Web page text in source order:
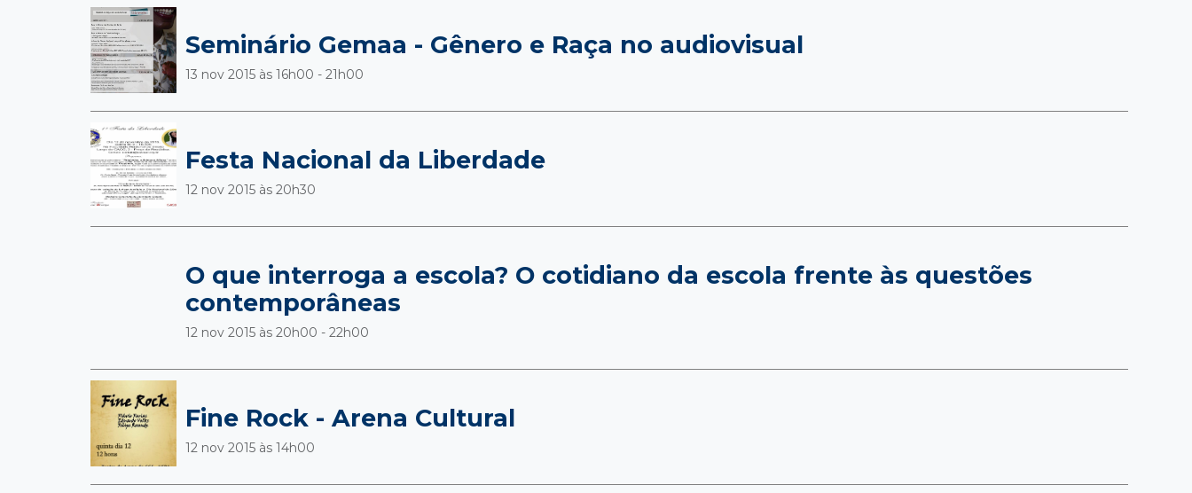
Seminário Gemaa - Gênero e Raça no audiovisual
13 nov 2015 às 16h00 - 21h00
Festa Nacional da Liberdade
12 nov 2015 às 20h30
O que interroga a escola? O cotidiano da escola frente às questões
contemporâneas
12 nov 2015 às 20h00 - 22h00
Fine Rock - Arena Cultural
12 nov 2015 às 14h00